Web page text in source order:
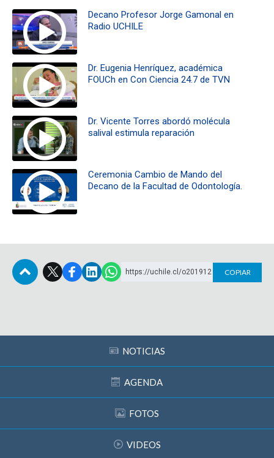
Decano Profesor Jorge Gamonal en
Radio UCHILE
Dr. Eugenia Henríquez, académica
FOUCh en Con Ciencia 24.7 de TVN
Dr. Vicente Torres abordó molécula
salival estimula reparación
Ceremonia Cambio de Mando del
Decano de la Facultad de Odontología.
https://uchile.cl/o201912 COPIAR
NOTICIAS
AGENDA
FOTOS
VIDEOS